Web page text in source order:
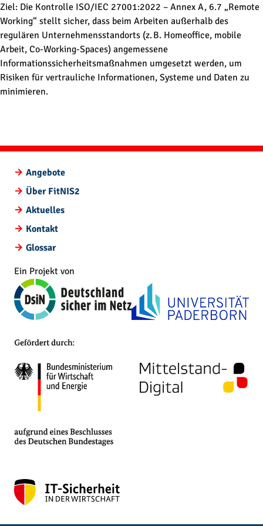
Direkt zum Inhalt wechseln
Ziel: Die Kontrolle ISO/IEC 27001:2022 – Annex A, 6.7 „Remote
Working“ stellt sicher, dass beim Arbeiten außerhalb des
regulären Unternehmensstandorts (z. B. Homeoffice, mobile
Arbeit, Co-Working-Spaces) angemessene
Informationssicherheitsmaßnahmen umgesetzt werden, um
Risiken für vertrauliche Informationen, Systeme und Daten zu
minimieren.
Angebote
Über FitNIS2
Aktuelles
Kontakt
Glossar
Ein Projekt von